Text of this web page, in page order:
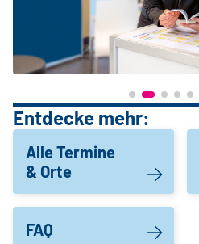
Entdecke mehr:
Alle Termine
& Orte
FAQ